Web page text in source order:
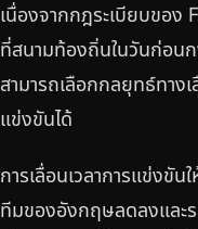
เนื่องจากกฎระเบียบขอ
ที่สนามท้องถิ่นในวันก่อน
สามารถเลือกกลยุทธ์ทางเ
แข่งขันได้
การเลื่อนเวลาการแข่งขัน
ทีมของอังกฤษลดลงและ